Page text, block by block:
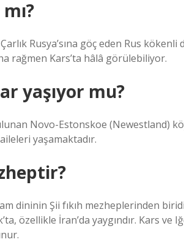
Rusya’sına göç eden Rus
rağmen Kars’ta hâlâ görülebiliyor.
yaşıyor mu?
Novo-Estonskoe (Newestland)
yaşamaktadır.
dininin Şii fıkıh mezheplerinden
özellikle İran’da yaygındır. Kars ve